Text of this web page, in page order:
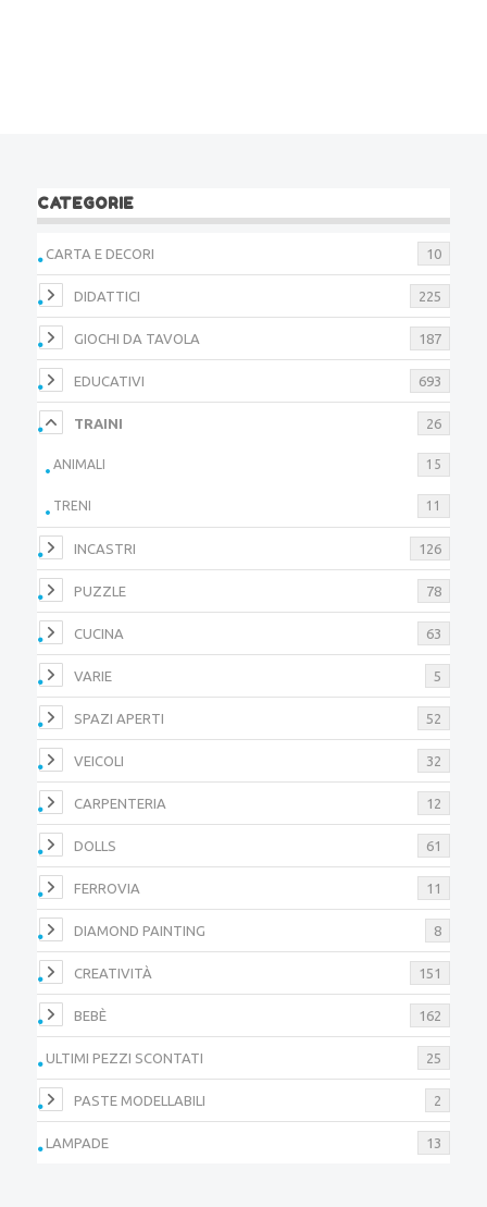
CATEGORIE
CARTA E DECORI 10
DIDATTICI 225
GIOCHI DA TAVOLA 187
EDUCATIVI 693
TRAINI 26
ANIMALI 15
TRENI 11
INCASTRI 126
PUZZLE 78
CUCINA 63
VARIE 5
SPAZI APERTI 52
VEICOLI 32
CARPENTERIA 12
DOLLS 61
FERROVIA 11
DIAMOND PAINTING 8
CREATIVITÀ 151
BEBÈ 162
ULTIMI PEZZI SCONTATI 25
PASTE MODELLABILI 2
LAMPADE 13